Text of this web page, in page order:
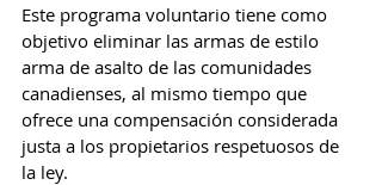
Este programa voluntario tiene como
objetivo eliminar las armas de estilo
arma de asalto de las comunidades
canadienses, al mismo tiempo que
ofrece una compensación considerada
justa a los propietarios respetuosos de
la ley.